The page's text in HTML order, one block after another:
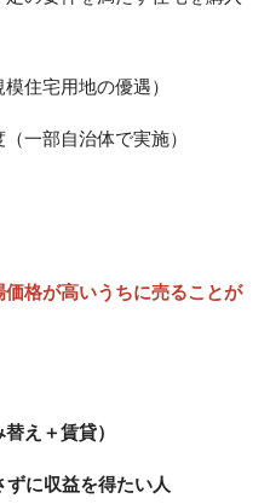
住宅用地の優遇）
一部自治体で実施）
格が高いうちに売ることが
え＋賃貸）
ずに収益を得たい人